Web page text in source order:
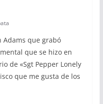
Adams que grabó
que se hizo en
de «Sgt Pepper Lonely
que me gusta de los